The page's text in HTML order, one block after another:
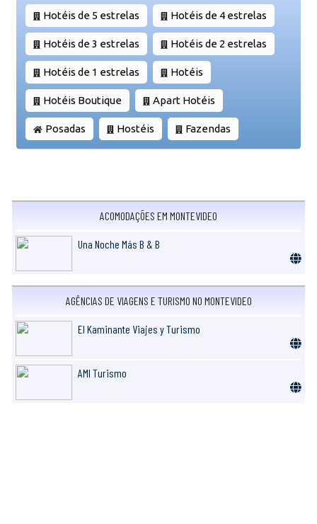
Hotéis de 5 estrelas Hotéis de 4 estrelas
Hotéis de 3 estrelas Hotéis de 2 estrelas
Hotéis de 1 estrelas Hotéis
Hotéis Boutique Apart Hotéis
Posadas Hostéis Fazendas
ACOMODAÇÕES EM MONTEVIDEO
Una Noche Más B & B
AGÊNCIAS DE VIAGENS E TURISMO NO MONTEVIDEO
El Kaminante Viajes y Turismo
AMI Turismo